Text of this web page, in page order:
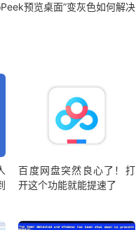
预览桌面”变灰色如何解决
百度网盘突然良心了！打
开这个功能就能提速了